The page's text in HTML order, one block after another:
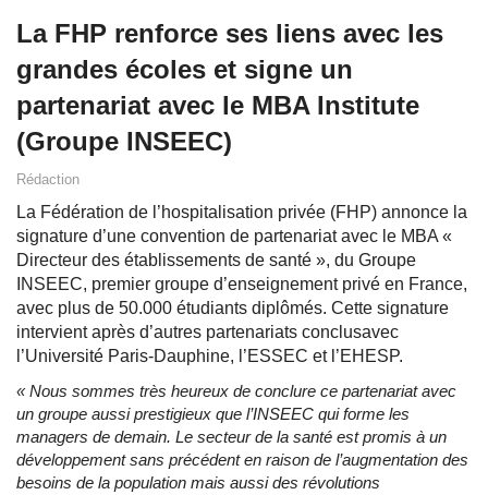
La FHP renforce ses liens avec les
grandes écoles et signe un
partenariat avec le MBA Institute
(Groupe INSEEC)
Rédaction
La Fédération de l’hospitalisation privée (FHP) annonce la
signature d’une convention de partenariat avec le MBA «
Directeur des établissements de santé », du Groupe
INSEEC, premier groupe d’enseignement privé en France,
avec plus de 50.000 étudiants diplômés. Cette signature
intervient après d’autres partenariats conclusavec
l’Université Paris-Dauphine, l’ESSEC et l’EHESP.
« Nous sommes très heureux de conclure ce partenariat avec
un groupe aussi prestigieux que l’INSEEC qui forme les
managers de demain. Le secteur de la santé est promis à un
développement sans précédent en raison de l’augmentation des
besoins de la population mais aussi des révolutions